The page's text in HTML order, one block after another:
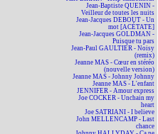
Jean-Baptiste QUENIN -
Veilleur de toutes les nuits
Jean-Jacques DEBOUT - Un
mot [ACÉTATE]
Jean-Jacques GOLDMAN -
Puisque tu pars
Jean-Paul GAULTIER - Noisy
(remix)
Jeanne MAS - Cœur en stéréo
(nouvelle version)
Jeanne MAS - Johnny Johnny
Jeanne MAS - L'enfant
JENNIFER - Amour express
Joe COCKER - Unchain my
heart
Joe SATRIANI - I believe
John MELLENCAMP - Last
chance